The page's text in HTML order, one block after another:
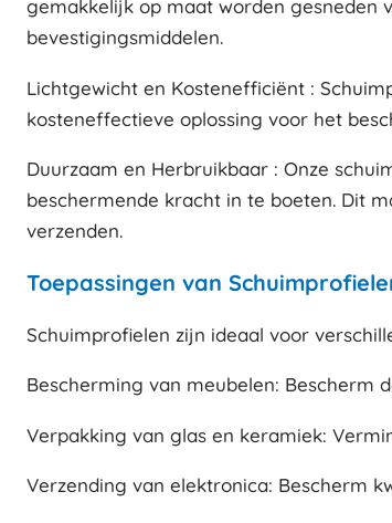
gemakkelijk op maat worden gesneden
bevestigingsmiddelen.
Lichtgewicht en Kostenefficiënt :
kosteneffectieve oplossing voor het
Duurzaam en Herbruikbaar : Onze
beschermende kracht in te boeten. Dit
verzenden.
Toepassingen van
Schuimprofielen zijn ideaal voor
Bescherming van meubelen: Bescherm
Verpakking van glas en keramiek:
Verzending van elektronica: Bescherm